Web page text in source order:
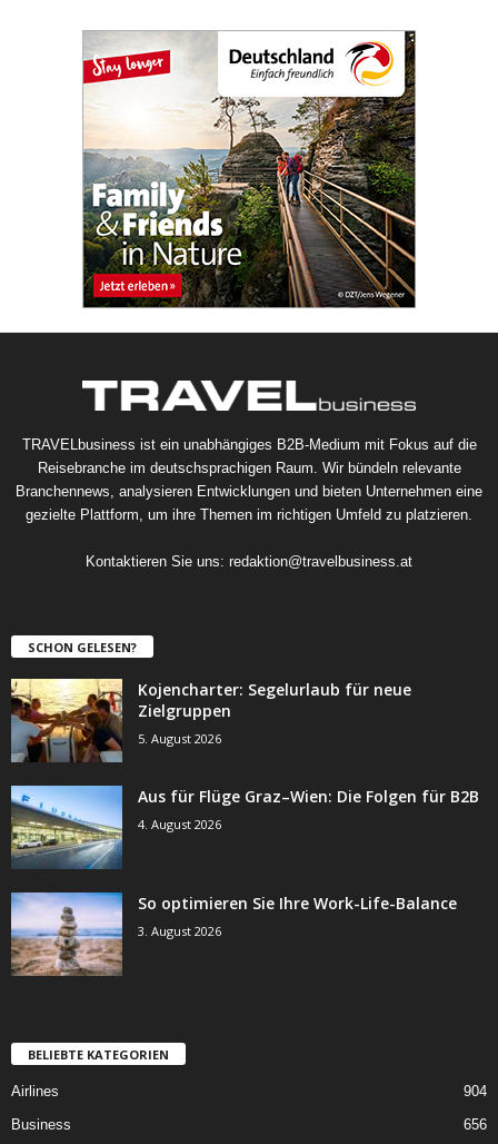
TRAVELbusiness ist ein unabhängiges B2B-Medium mit Fokus auf die
Reisebranche im deutschsprachigen Raum. Wir bündeln relevante
Branchennews, analysieren Entwicklungen und bieten Unternehmen eine
gezielte Plattform, um ihre Themen im richtigen Umfeld zu platzieren.
Kontaktieren Sie uns: redaktion@travelbusiness.at
SCHON GELESEN?
Kojencharter: Segelurlaub für neue
Zielgruppen
5. August 2026
Aus für Flüge Graz–Wien: Die Folgen für B2B
4. August 2026
So optimieren Sie Ihre Work-Life-Balance
3. August 2026
BELIEBTE KATEGORIEN
Airlines
904
Business
656